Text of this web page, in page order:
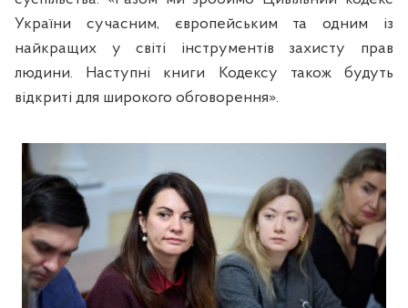
України сучасним, європейським та одним із
найкращих у світі інструментів захисту прав
людини. Наступні книги Кодексу також будуть
відкриті для широкого обговорення».